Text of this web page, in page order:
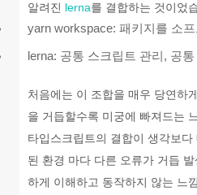
알려진 lerna를 결합하는 것이었
yarn workspace: 패키지를 소
lerna: 공통 스크립트 관리, 공
처음에는 이 조합을 매우 당연하
을 거듭할수록 미궁에 빠져드는
타입스크립트의 결합이 생각보
된 환경 마다 다른 오류가 거듭
하게 이해하고 동작하지 않는 느